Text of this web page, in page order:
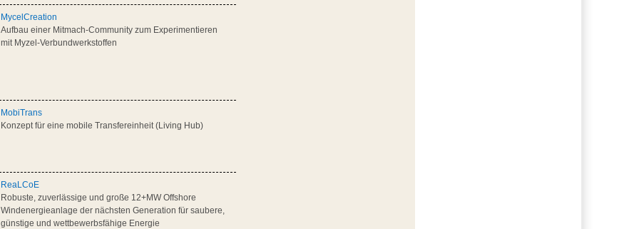
MycelCreation
Aufbau einer Mitmach-Community zum Experimentieren
mit Myzel-Verbundwerkstoffen
MobiTrans
Konzept für eine mobile Transfereinheit (Living Hub)
ReaLCoE
Robuste, zuverlässige und große 12+MW Offshore
Windenergieanlage der nächsten Generation für saubere,
günstige und wettbewerbsfähige Energie